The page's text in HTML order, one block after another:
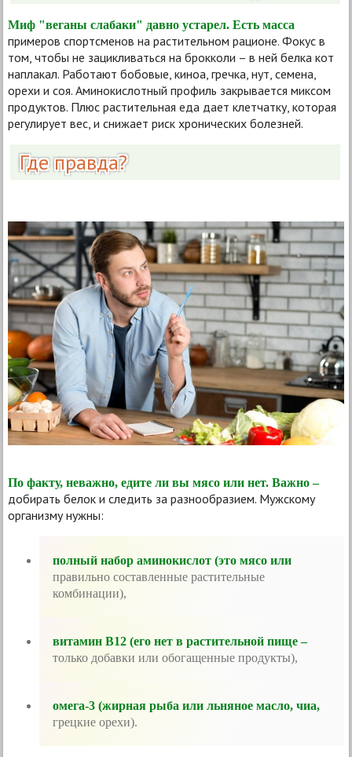
Миф "веганы слабаки" давно устарел. Есть масса
примеров спортсменов на растительном рационе. Фокус в
том, чтобы не зацикливаться на брокколи – в ней белка кот
наплакал. Работают бобовые, киноа, гречка, нут, семена,
орехи и соя. Аминокислотный профиль закрывается миксом
продуктов. Плюс растительная еда дает клетчатку, которая
регулирует вес, и снижает риск хронических болезней.
Где правда?
По факту, неважно, едите ли вы мясо или нет. Важно –
добирать белок и следить за разнообразием. Мужскому
организму нужны:
полный набор аминокислот (это мясо или
правильно составленные растительные
комбинации),
витамин B12 (его нет в растительной пище –
только добавки или обогащенные продукты),
омега-3 (жирная рыба или льняное масло, чиа,
грецкие орехи).